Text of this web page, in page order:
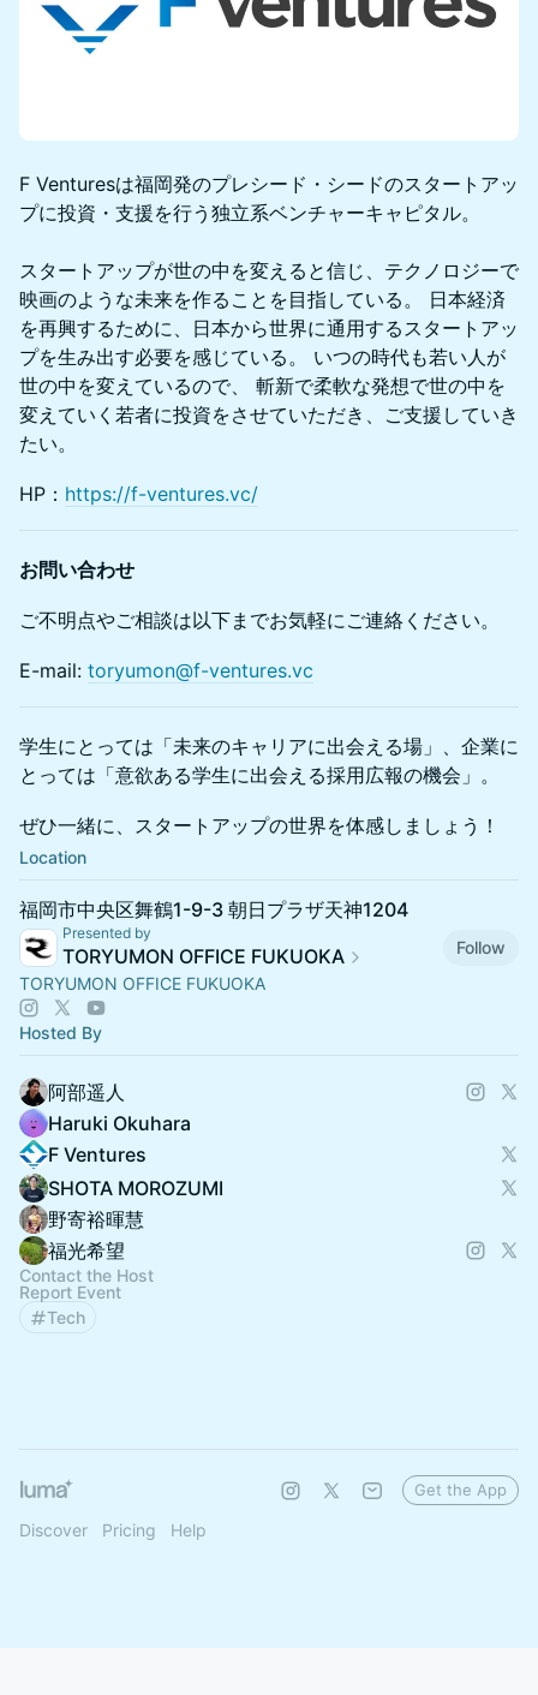
​​​F Venturesは福岡発のプレシード・シードのスタートアッ
プに投資・支援を行う独立系ベンチャーキャピタル。
スタートアップが世の中を変えると信じ、テクノロジーで
映画のような未来を作ることを目指している。 日本経済
を再興するために、日本から世界に通用するスタートアッ
プを生み出す必要を感じている。 いつの時代も若い人が
世の中を変えているので、 斬新で柔軟な発想で世の中を
変えていく若者に投資をさせていただき、ご支援していき
たい。
HP： https://f-ventures.vc/
お問い合わせ
ご不明点やご相談は以下までお気軽にご連絡ください。
E-mail: toryumon@f-ventures.vc
学生にとっては「未来のキャリアに出会える場」、企業に
とっては「意欲ある学生に出会える採用広報の機会」。
ぜひ一緒に、スタートアップの世界を体感しましょう！
Location
福岡市中央区舞鶴1-9-3 朝日プラザ天神1204
Presented by
TORYUMON OFFICE FUKUOKA
Follow
TORYUMON OFFICE FUKUOKA
Hosted By
阿部遥人
Haruki Okuhara
F Ventures
SHOTA MOROZUMI
野寄裕暉慧
福光希望
Contact the Host
Report Event
Tech
Discover Pricing Help
Get the App